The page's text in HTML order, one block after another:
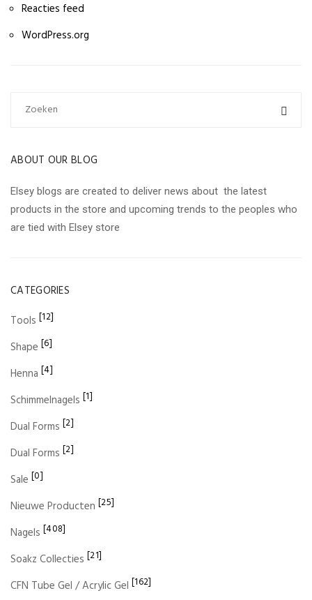
Reacties feed
WordPress.org
ABOUT OUR BLOG
Elsey blogs are created to deliver news about the latest
products in the store and upcoming trends to the peoples who
are tied with Elsey store
CATEGORIES
Tools [12]
Shape [6]
Henna [4]
Schimmelnagels [1]
Dual Forms [2]
Dual Forms [2]
Sale [0]
Nieuwe Producten [25]
Nagels [408]
Soakz Collecties [21]
CFN Tube Gel / Acrylic Gel [162]